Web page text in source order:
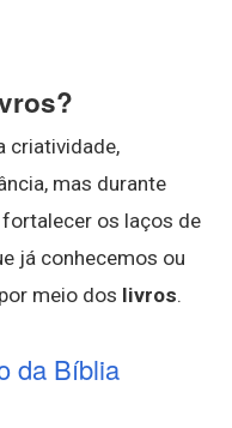
criatividade,
mas durante
fortalecer os laços de
já conhecemos ou
meio dos livros.
da Bíblia